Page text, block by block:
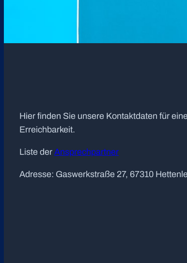
Hier finden Sie unsere Kontaktdaten für
Erreichbarkeit.
Liste der Ansprechpartner
Adresse: Gaswerkstraße 27, 67310